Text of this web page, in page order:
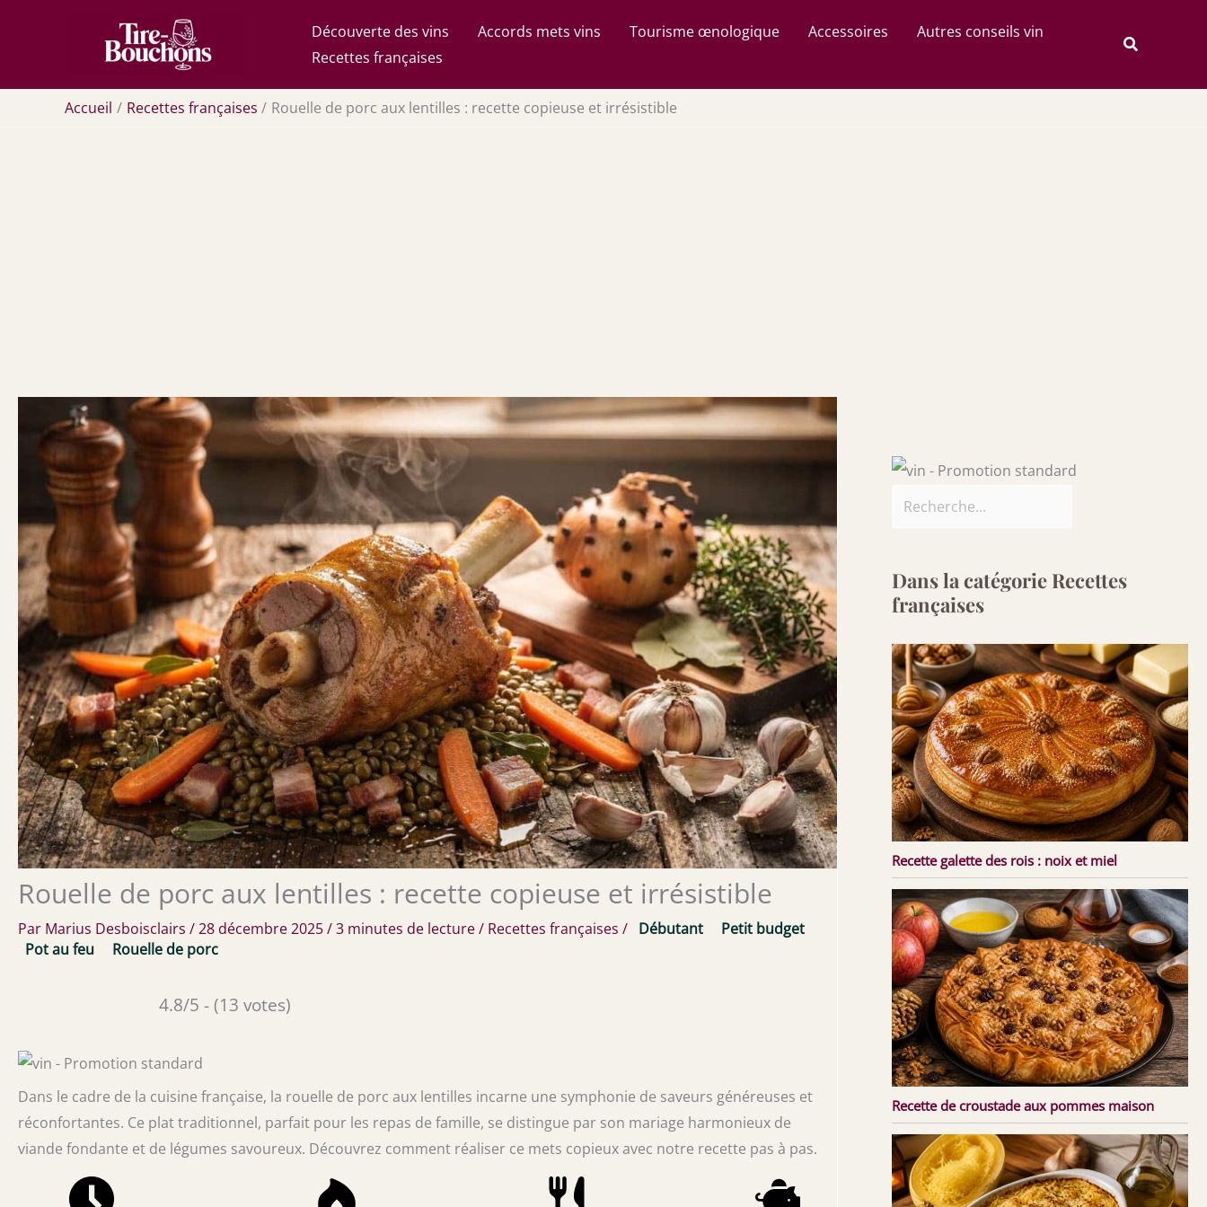
Découverte des vins Accords mets vins Tourisme œnologique Accessoires
Autres conseils vin
Recettes françaises
Rechercher
Accueil Recettes françaises Rouelle de porc aux lentilles : recette copieuse et irrésistible
Rouelle de porc aux lentilles : recette copieuse et irrésistible
Par Marius Desboisclairs /28 décembre 2025/3 minutes de lecture/ Recettes françaises / Débutant
Petit budget
Pot au feu
Rouelle de porc
4.8/5 - (13 votes)
Dans le cadre de la cuisine française, la rouelle de porc aux lentilles incarne une symphonie de saveurs généreuses et
réconfortantes. Ce plat traditionnel, parfait pour les repas de famille, se distingue par son mariage harmonieux de
viande fondante et de légumes savoureux. Découvrez comment réaliser ce mets copieux avec notre recette pas à pas.
Dans la catégorie Recettes
françaises
Recette galette des rois : noix et miel
Recette de croustade aux pommes maison